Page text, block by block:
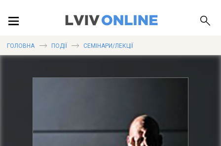
ГОЛОВНА ПОДІЇ СЕМІНАРИ/ЛЕКЦІЇ